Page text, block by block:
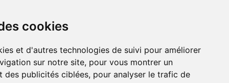
cookies
et d'autres technologies de suivi pour améliorer
sur notre site, pour vous montrer un
des publicités ciblées, pour analyser le trafic de